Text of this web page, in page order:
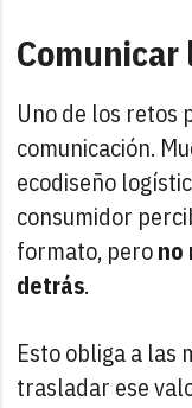
Comunicar
Uno de los retos
comunicación.
ecodiseño
consumidor
formato, perono
detrás.
Esto obliga a las
trasladar ese